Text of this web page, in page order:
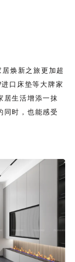
焕新之旅更加超
口床垫等大牌家
居生活增添一抹
同时，也能感受